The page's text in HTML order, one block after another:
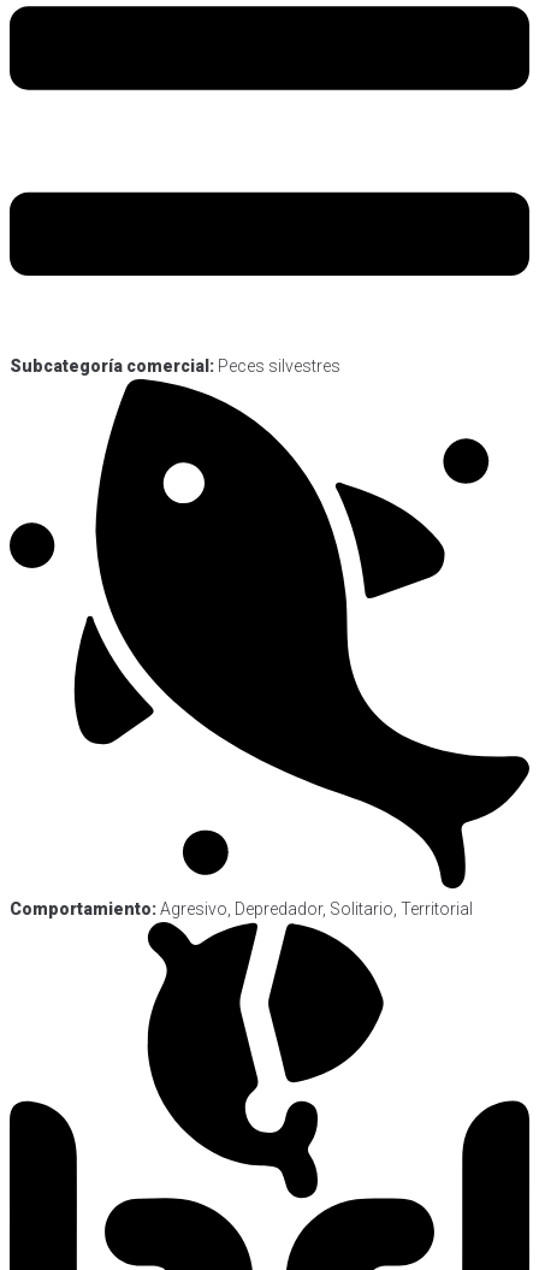
Subcategoría comercial: Peces silvestres
Comportamiento:Agresivo, Depredador, Solitario, Territorial